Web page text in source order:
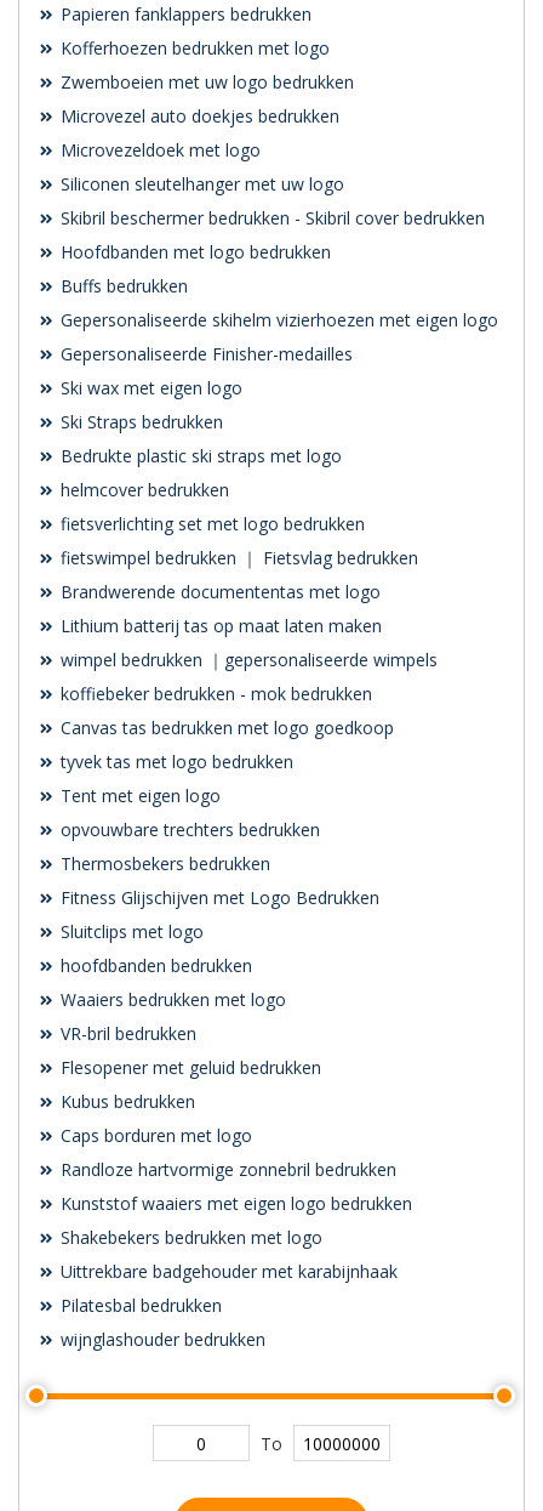
Papieren fanklappers bedrukken
Kofferhoezen bedrukken met logo
Zwemboeien met uw logo bedrukken
Microvezel auto doekjes bedrukken
Microvezeldoek met logo
Siliconen sleutelhanger met uw logo
Skibril beschermer bedrukken - Skibril cover bedrukken
Hoofdbanden met logo bedrukken
Buffs bedrukken
Gepersonaliseerde skihelm vizierhoezen met eigen logo
Gepersonaliseerde Finisher-medailles
Ski wax met eigen logo
Ski Straps bedrukken
Bedrukte plastic ski straps met logo
helmcover bedrukken
fietsverlichting set met logo bedrukken
fietswimpel bedrukken ｜ Fietsvlag bedrukken
Brandwerende documententas met logo
Lithium batterij tas op maat laten maken
wimpel bedrukken ｜gepersonaliseerde wimpels
koffiebeker bedrukken - mok bedrukken
Canvas tas bedrukken met logo goedkoop
tyvek tas met logo bedrukken
Tent met eigen logo
opvouwbare trechters bedrukken
Thermosbekers bedrukken
Fitness Glijschijven met Logo Bedrukken
Sluitclips met logo
hoofdbanden bedrukken
Waaiers bedrukken met logo
VR-bril bedrukken
Flesopener met geluid bedrukken
Kubus bedrukken
Caps borduren met logo
Randloze hartvormige zonnebril bedrukken
Kunststof waaiers met eigen logo bedrukken
Shakebekers bedrukken met logo
Uittrekbare badgehouder met karabijnhaak
Pilatesbal bedrukken
wijnglashouder bedrukken
To